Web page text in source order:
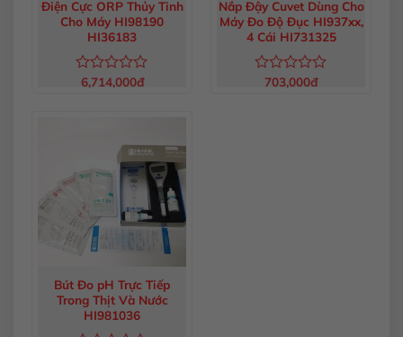
Điện Cực ORP Thủy Tinh
Cho Máy HI98190
HI36183
Được
6,714,000đ
Nắp Đậy Cuvet Dùng Cho
Máy Đo Độ Đục HI937xx,
4 Cái HI731325
Được
703,000đ
Bút Đo pH Trực Tiếp
Trong Thịt Và Nước
HI981036